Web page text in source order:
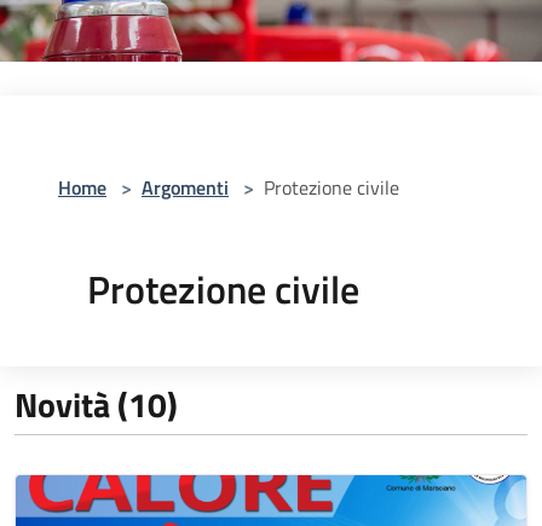
Home > Argomenti > Protezione civile
Protezione civile
Novità (10)